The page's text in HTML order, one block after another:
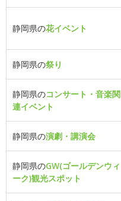
静岡県の花イベント
静岡県の祭り
静岡県のコンサート・音楽関
連イベント
静岡県の演劇・講演会
静岡県のGW(ゴールデンウィ
ーク)観光スポット